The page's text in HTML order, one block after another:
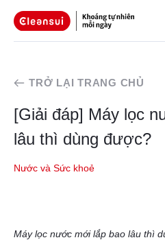
TRỞ LẠI TRANG CHỦ
[Giải đáp] Máy lọc
lâu thì dùng được?
Nước và Sức khoẻ
Máy lọc nước mới lắp bao lâu thì